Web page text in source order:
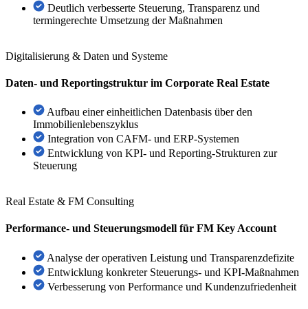
Deutlich verbesserte Steuerung, Transparenz und
termingerechte Umsetzung der Maßnahmen
Digitalisierung & Daten und Systeme
Daten- und Reportingstruktur im Corporate Real Estate
Aufbau einer einheitlichen Datenbasis über den
Immobilienlebenszyklus
Integration von CAFM- und ERP-Systemen
Entwicklung von KPI- und Reporting-Strukturen zur
Steuerung
Real Estate & FM Consulting
Performance- und Steuerungsmodell für FM Key Account
Analyse der operativen Leistung und Transparenzdefizite
Entwicklung konkreter Steuerungs- und KPI-Maßnahmen
Verbesserung von Performance und Kundenzufriedenheit